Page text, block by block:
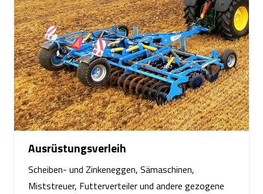
Ausrüstungsverleih
Scheiben- und Zinkeneggen, Sämaschinen,
Miststreuer, Futterverteiler und andere gezogene